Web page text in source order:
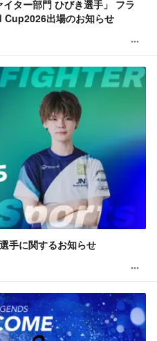
ター部門 ひびき選手」 フラ
出場のお知らせ
手に関するお知らせ